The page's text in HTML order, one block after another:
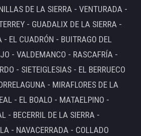
DE LA SIERRA - VENTURADA -
- GUADALIX DE LA SIERRA -
- EL CUADRÓN - BUITRAGO DEL
- VALDEMANCO - RASCAFRÍA -
- SIETEIGLESIAS - EL BERRUECO
- MIRAFLORES DE LA
- EL BOALO - MATAELPINO -
- BECERRIL DE LA SIERRA -
- NAVACERRADA - COLLADO